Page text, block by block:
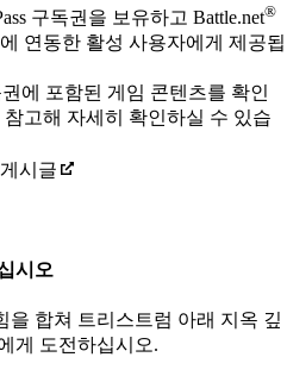
구독권을 보유하고 Battle.net®
연동한 활성 사용자에게 제공됩
권에 포함된 게임 콘텐츠를 확인
고해 자세히 확인하실 수 있습
시글
시오
을 합쳐 트리스트럼 아래 지옥 깊
게 도전하십시오.